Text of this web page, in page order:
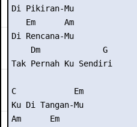
Di Pikiran-Mu
   Em      Am
Di Rencana-Mu
    Dm             G
Tak Pernah Ku Sendiri
C            Em
Ku Di Tangan-Mu
Am      Em